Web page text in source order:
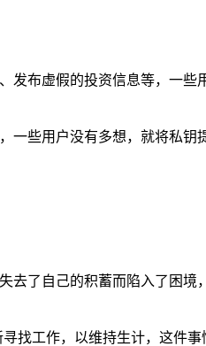
发布虚假的投资信息等，一些
一些用户没有多想，就将私钥
去了自己的积蓄而陷入了困境
找工作，以维持生计，这件